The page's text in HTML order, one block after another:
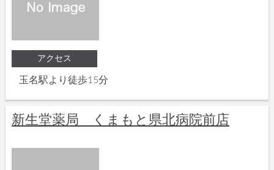
アクセス
玉名駅より徒歩15分
新生堂薬局 くまもと県北病院前店